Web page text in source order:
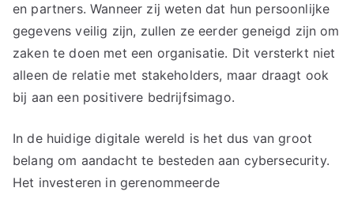
en partners. Wanneer zij weten dat hun persoonlijke
gegevens veilig zijn, zullen ze eerder geneigd zijn om
zaken te doen met een organisatie. Dit versterkt niet
alleen de relatie met stakeholders, maar draagt ook
bij aan een positivere bedrijfsimago.
In de huidige digitale wereld is het dus van groot
belang om aandacht te besteden aan cybersecurity.
Het investeren in gerenommeerde